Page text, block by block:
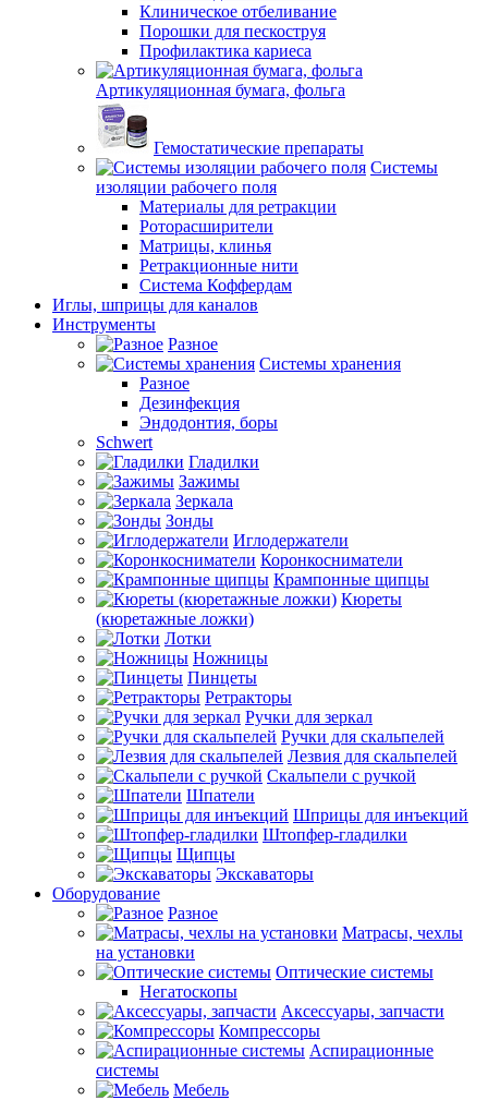
Клиническое отбеливание
Порошки для пескоструя
Профилактика кариеса
Артикуляционная бумага, фольга
Гемостатические препараты
Системы
изоляции рабочего поля
Материалы для ретракции
Роторасширители
Матрицы, клинья
Ретракционные нити
Система Коффердам
Иглы, шприцы для каналов
Инструменты
Разное
Системы хранения
Разное
Дезинфекция
Эндодонтия, боры
Schwert
Гладилки
Зажимы
Зеркала
Зонды
Иглодержатели
Коронкосниматели
Крампонные щипцы
Кюреты
(кюретажные ложки)
Лотки
Ножницы
Пинцеты
Ретракторы
Ручки для зеркал
Ручки для скальпелей
Лезвия для скальпелей
Скальпели с ручкой
Шпатели
Шприцы для инъекций
Штопфер-гладилки
Щипцы
Экскаваторы
Оборудование
Разное
Матрасы, чехлы
на установки
Оптические системы
Негатоскопы
Аксессуары, запчасти
Компрессоры
Аспирационные
системы
Мебель